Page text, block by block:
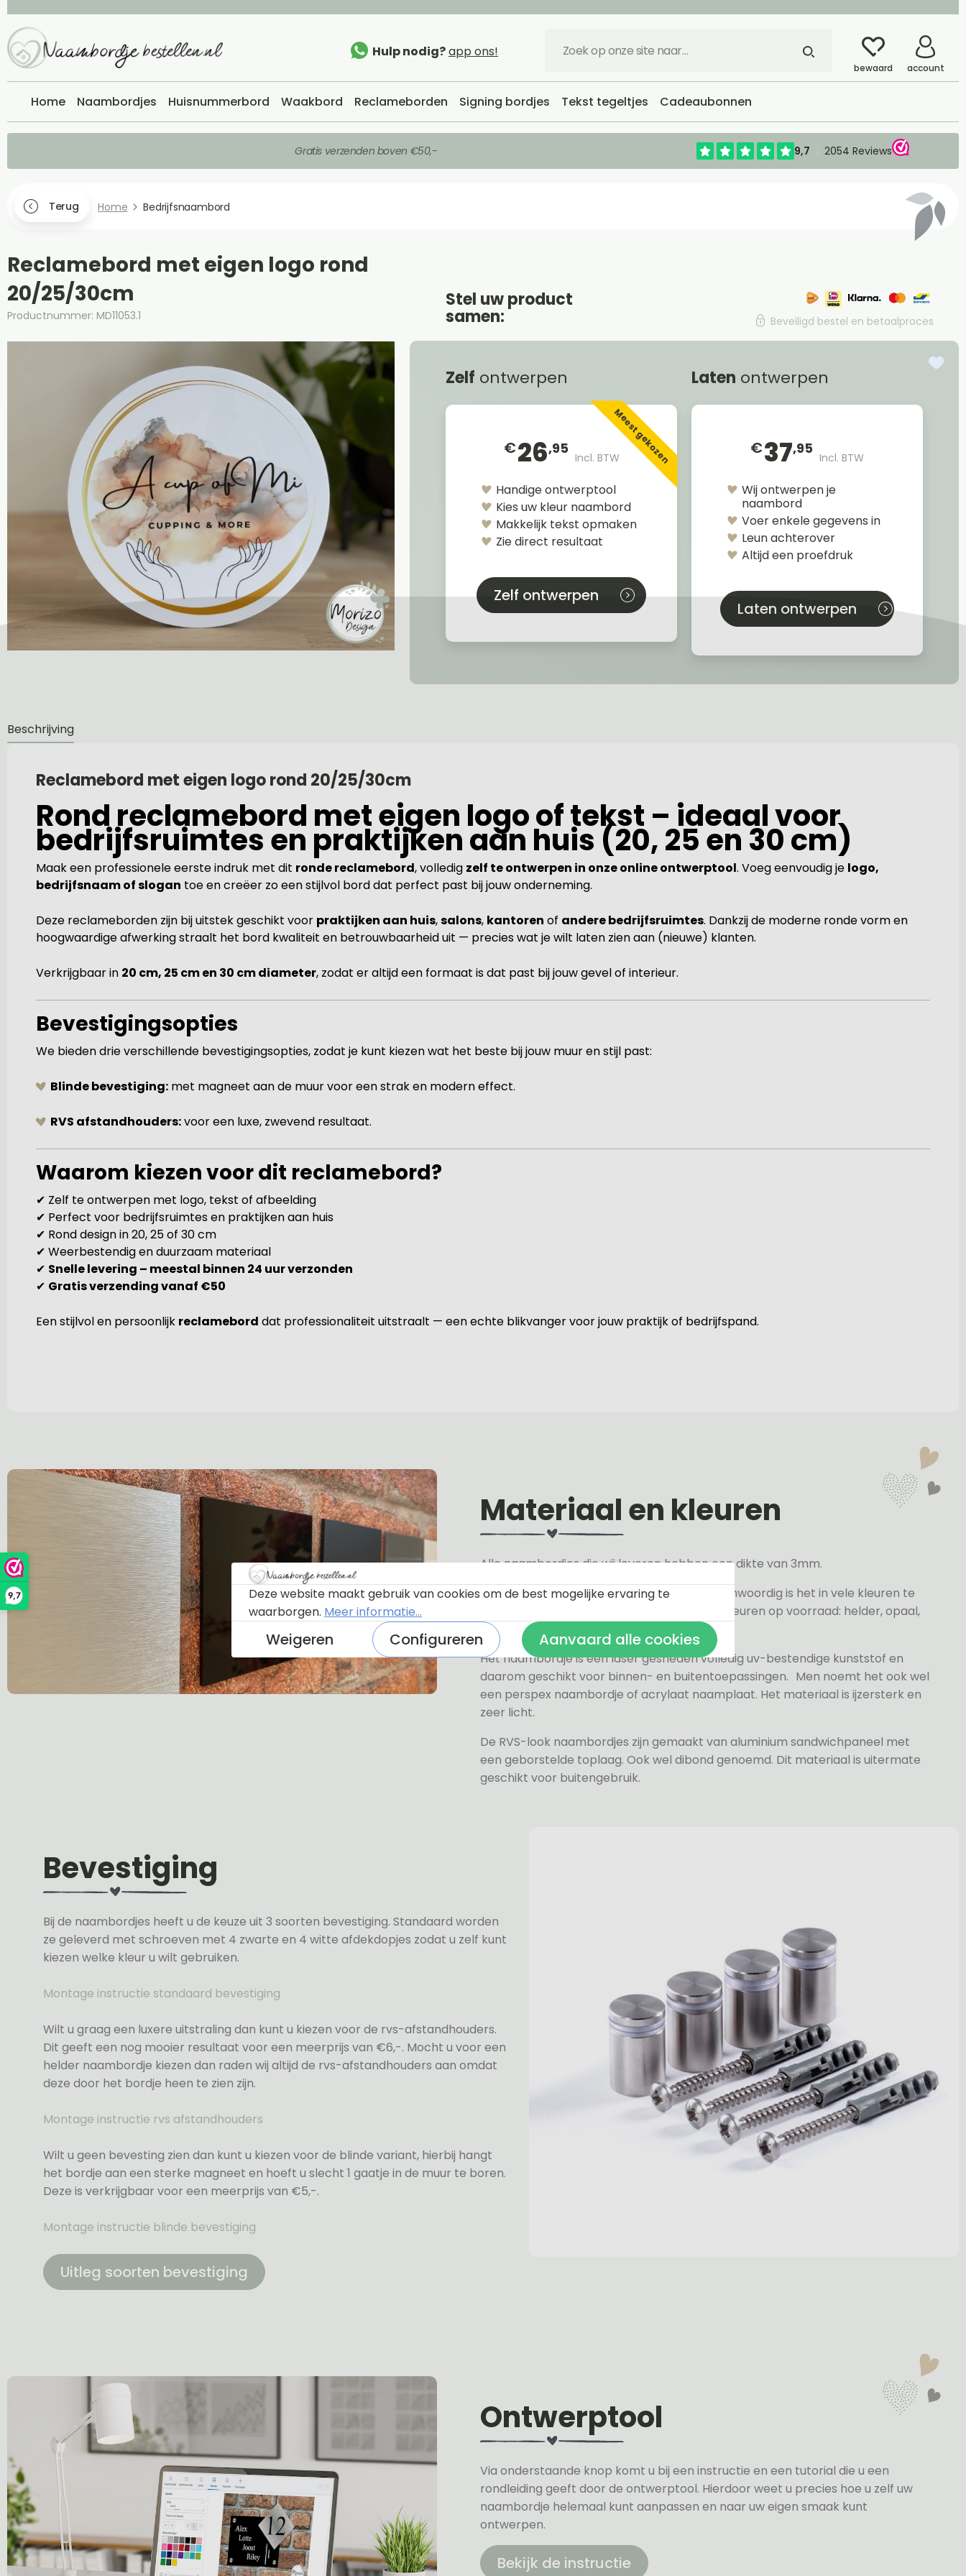
9,7
Hulp nodig?app ons!
bewaard account
Home Naambordjes Huisnummerbord Waakbord Reclameborden Signing bordjes Tekst tegeltjes Cadeaubonnen
Gratis verzenden boven €50,-
Terug Home Bedrijfsnaambord
Reclamebord met eigen logo rond
20/25/30cm
Productnummer: MD11053.1
Stel uw product
samen: Beveiligd bestel en betaalproces
Zelf ontwerpen
€26,95
Incl. BTWMeest gekozen
Handige ontwerptool
Kies uw kleur naambord
Makkelijk tekst opmaken
Zie direct resultaat
Zelf ontwerpen
Laten ontwerpen
€37,95
Incl. BTW
Wij ontwerpen je
naambord
Voer enkele gegevens in
Leun achterover
Altijd een proefdruk
Laten ontwerpen
Beschrijving
Reclamebord met eigen logo rond 20/25/30cm
Rond reclamebord met eigen logo of tekst – ideaal voor
bedrijfsruimtes en praktijken aan huis (20, 25 en 30 cm)
Maak een professionele eerste indruk met dit ronde reclamebord, volledig zelf te ontwerpen in onze online ontwerptool. Voeg eenvoudig je logo,
bedrijfsnaam of slogan toe en creëer zo een stijlvol bord dat perfect past bij jouw onderneming.
Deze reclameborden zijn bij uitstek geschikt voor praktijken aan huis,salons, kantoren of andere bedrijfsruimtes. Dankzij de moderne ronde vorm en
hoogwaardige afwerking straalt het bord kwaliteit en betrouwbaarheid uit — precies wat je wilt laten zien aan (nieuwe) klanten.
Verkrijgbaar in 20 cm, 25 cm en 30 cm diameter, zodat er altijd een formaat is dat past bij jouw gevel of interieur.
Bevestigingsopties
We bieden drie verschillende bevestigingsopties, zodat je kunt kiezen wat het beste bij jouw muur en stijl past:
Blinde bevestiging: met magneet aan de muur voor een strak en modern effect.
RVS afstandhouders:voor een luxe, zwevend resultaat.
Waarom kiezen voor dit reclamebord?
✔ Zelf te ontwerpen met logo, tekst of afbeelding
✔ Perfect voor bedrijfsruimtes en praktijken aan huis
✔ Rond design in 20, 25 of 30 cm
✔ Weerbestendig en duurzaam materiaal
✔ Snelle levering – meestal binnen 24 uur verzonden
✔ Gratis verzending vanaf €50
Een stijlvol en persoonlijk reclamebord dat professionaliteit uitstraalt — een echte blikvanger voor jouw praktijk of bedrijfspand.
Materiaal en kleuren
Alle naambordjes die wij leveren hebben een dikte van 3mm.
Het plexiglas is van nature helder maar tegenwoordig is het in vele kleuren te
verkrijgen, hiervan hebben wij de volgende kleuren op voorraad: helder, opaal,
wit, grijs, zwart en mat zwart.
Het naambordje is een laser gesneden volledig uv-bestendige kunststof en
daarom geschikt voor binnen- en buitentoepassingen. Men noemt het ook wel
een perspex naambordje of acrylaat naamplaat. Het materiaal is ijzersterk en
zeer licht.
De RVS-look naambordjes zijn gemaakt van aluminium sandwichpaneel met
een geborstelde toplaag. Ook wel dibond genoemd. Dit materiaal is uitermate
geschikt voor buitengebruik.
Bevestiging
Bij de naambordjes heeft u de keuze uit 3 soorten bevestiging. Standaard worden
ze geleverd met schroeven met 4 zwarte en 4 witte afdekdopjes zodat u zelf kunt
kiezen welke kleur u wilt gebruiken.
Montage instructie standaard bevestiging
Wilt u graag een luxere uitstraling dan kunt u kiezen voor de rvs-afstandhouders.
Dit geeft een nog mooier resultaat voor een meerprijs van €6,-. Mocht u voor een
helder naambordje kiezen dan raden wij altijd de rvs-afstandhouders aan omdat
deze door het bordje heen te zien zijn.
Montage instructie rvs afstandhouders
Wilt u geen bevesting zien dan kunt u kiezen voor de blinde variant, hierbij hangt
het bordje aan een sterke magneet en hoeft u slecht 1 gaatje in de muur te boren.
Deze is verkrijgbaar voor een meerprijs van €5,-.
Montage instructie blinde bevestiging
Uitleg soorten bevestiging
Ontwerptool
Via onderstaande knop komt u bij een instructie en een tutorial die u een
rondleiding geeft door de ontwerptool. Hierdoor weet u precies hoe u zelf uw
naambordje helemaal kunt aanpassen en naar uw eigen smaak kunt
ontwerpen.
Bekijk de instructie
Deze website maakt gebruik van cookies om de best mogelijke ervaring te
waarborgen. Meer informatie...
Weigeren Configureren Aanvaard alle cookies